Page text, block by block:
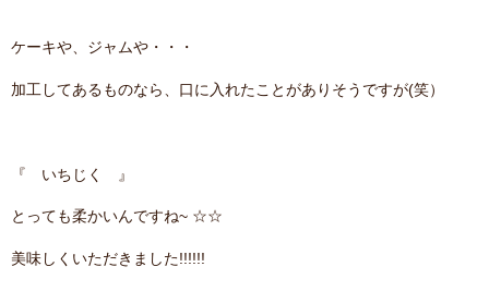
ケーキや、ジャムや・・・
加工してあるものなら、口に入れたことがありそうですが(笑）
『 いちじく 』
とっても柔かいんですね~ ☆☆
美味しくいただきました!!!!!!